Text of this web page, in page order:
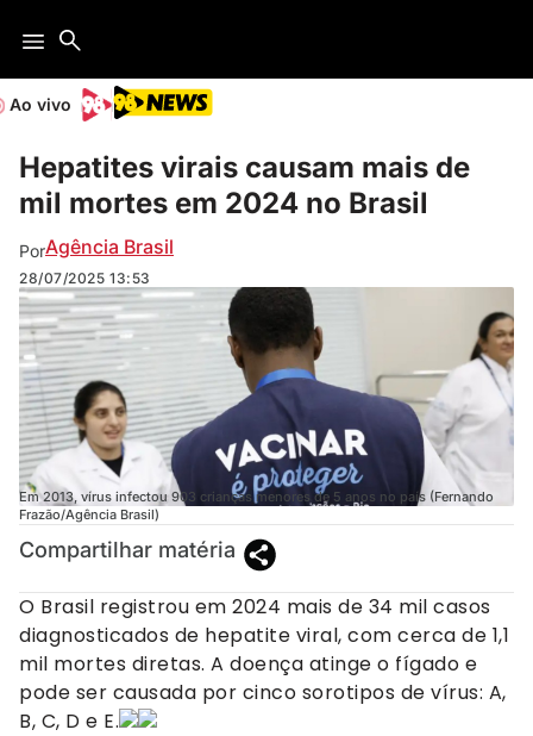
Ao vivo
Hepatites virais causam mais de
mil mortes em 2024 no Brasil
PorAgência Brasil
28/07/2025 13:53
Em 2013, vírus infectou 903 crianças menores de 5 anos no país (Fernando
Frazão/Agência Brasil)
Compartilhar matéria
O Brasil registrou em 2024 mais de 34 mil casos
diagnosticados de hepatite viral, com cerca de 1,1
mil mortes diretas. A doença atinge o fígado e
pode ser causada por cinco sorotipos de vírus: A,
B, C, D e E.